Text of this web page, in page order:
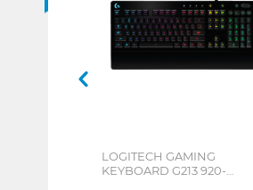
LOGITECH GAMING
KEYBOARD G213 920-